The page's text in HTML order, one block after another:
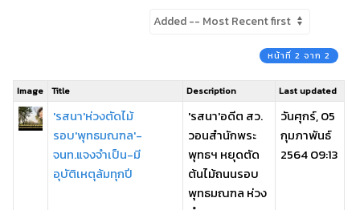
หน้าที่ 2 จาก 2
Image Title Description Last updated
'รสนา'ห่วงตัดไม้
รอบ'พุทธมณฑล'-
จนท.แจงจำเป็น-มี
อุบัติเหตุล้มทุกปี
'รสนา'อดีต สว.
วอนสำนักพระ
พุทธฯ หยุดตัด
ต้นไม้ถนนรอบ
พุทธมณฑล ห่วง
วันศุกร์, 05
กุมภาพันธ์
2564 09:13